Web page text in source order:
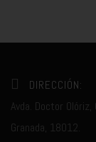
DIRECCIÓN:
Avda. Doctor Olóriz,
Granada, 18012.